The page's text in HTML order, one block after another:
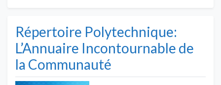
Répertoire Polytechnique:
L’Annuaire Incontournable de
la Communauté